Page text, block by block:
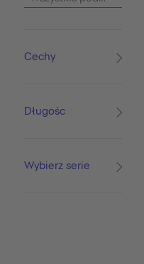
Cechy
Długośc
Wybierz serie